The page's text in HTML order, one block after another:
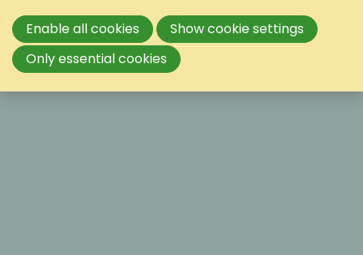
Enable all cookies
Show cookie settings
Only essential cookies